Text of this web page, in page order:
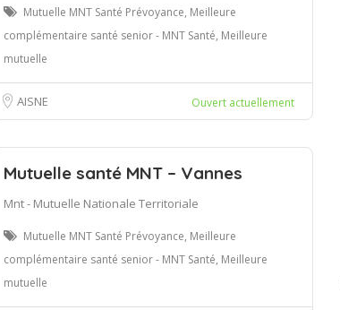
Mutuelle MNT Santé Prévoyance, Meilleure
complémentaire santé senior - MNT Santé, Meilleure
mutuelle
AISNE Ouvert actuellement
Mutuelle santé MNT – Vannes
Mnt - Mutuelle Nationale Territoriale
Mutuelle MNT Santé Prévoyance, Meilleure
complémentaire santé senior - MNT Santé, Meilleure
mutuelle